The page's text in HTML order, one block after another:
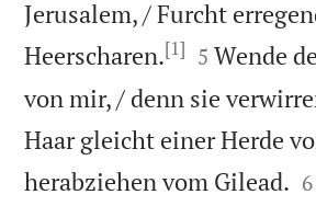
Jerusalem, / Furcht
Heerscharen.[1] 

5 Wende
von mir, / denn sie
Haar gleicht einer Herde
herabziehen vom Gilead. 
6